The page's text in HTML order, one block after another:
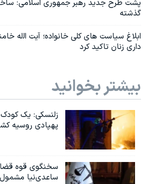
پشت طرح جدید رهبر جمهوری اسلامی:
گذشته
ابلاغ سیاست های کلی خانواده؛ آیت اﻟله
داری زنان تاکید کرد
بیشتر بخوانید
زلنسکی: یک
پهپادی روسیه
سخنگوی قوه
ساعدی‌نیا